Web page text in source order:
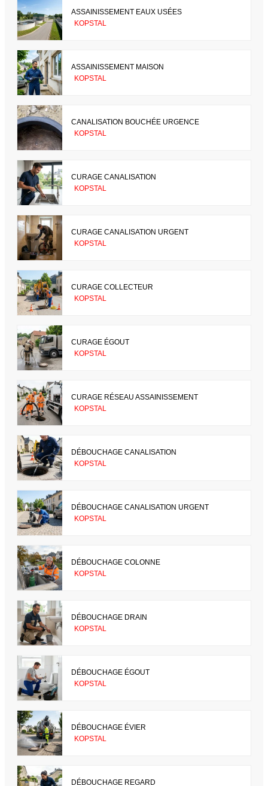
ASSAINISSEMENT EAUX USÉES
KOPSTAL
ASSAINISSEMENT MAISON
KOPSTAL
CANALISATION BOUCHÉE URGENCE
KOPSTAL
CURAGE CANALISATION
KOPSTAL
CURAGE CANALISATION URGENT
KOPSTAL
CURAGE COLLECTEUR
KOPSTAL
CURAGE ÉGOUT
KOPSTAL
CURAGE RÉSEAU ASSAINISSEMENT
KOPSTAL
DÉBOUCHAGE CANALISATION
KOPSTAL
DÉBOUCHAGE CANALISATION URGENT
KOPSTAL
DÉBOUCHAGE COLONNE
KOPSTAL
DÉBOUCHAGE DRAIN
KOPSTAL
DÉBOUCHAGE ÉGOUT
KOPSTAL
DÉBOUCHAGE ÉVIER
KOPSTAL
DÉBOUCHAGE REGARD